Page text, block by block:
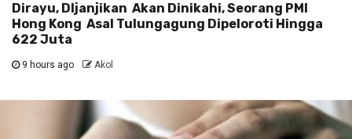
Dirayu, DIjanjikan Akan Dinikahi, Seorang PMI
Hong Kong Asal Tulungagung Dipeloroti Hingga
622 Juta
9 hours ago Akol